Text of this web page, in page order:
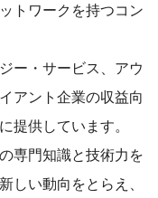
トワークを持つコン
ー・サービス、アウ
アント企業の収益向
提供しています。
専門知識と技術力を
しい動向をとらえ、